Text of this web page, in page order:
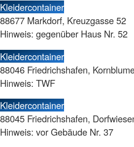
Kleidercontainer
88677 Markdorf, Kreuzgasse 52
Hinweis: gegenüber Haus Nr. 52
Kleidercontainer
88046 Friedrichshafen,
Hinweis: TWF
Kleidercontainer
88045 Friedrichshafen,
Hinweis: vor Gebäude Nr. 37